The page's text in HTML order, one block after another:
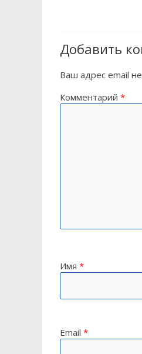
Добавить
Ваш адрес email
Комментарий *
Имя *
Email *